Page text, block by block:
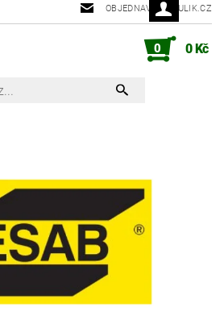
OBJEDNAVKY@RULIK.CZ
0 0 Kč